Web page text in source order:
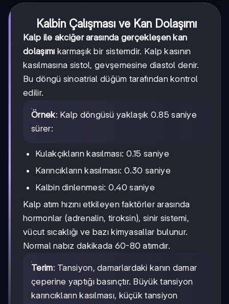
Kalbin Çalışması ve Kan Dolaşımı
Kalp ile akciğer arasında gerçekleşen kan
dolaşımı karmaşık bir sistemdir. Kalp kasının
kasılmasına sistol, gevşemesine diastol denir.
Bu döngü sinoatrial düğüm tarafından kontrol
edilir.
Örnek: Kalp döngüsü yaklaşık 0.85 saniye
sürer:
Kulakçıkların kasılması: 0.15 saniye
Karıncıkların kasılması: 0.30 saniye
Kalbin dinlenmesi: 0.40 saniye
Kalp atım hızını etkileyen faktörler arasında
hormonlar (adrenalin, tiroksin), sinir sistemi,
vücut sıcaklığı ve bazı kimyasallar bulunur.
Normal nabız dakikada 60-80 atımdır.
Terim: Tansiyon, damarlardaki kanın damar
çeperine yaptığı basınçtır. Büyük tansiyon
karıncıkların kasılması, küçük tansiyon